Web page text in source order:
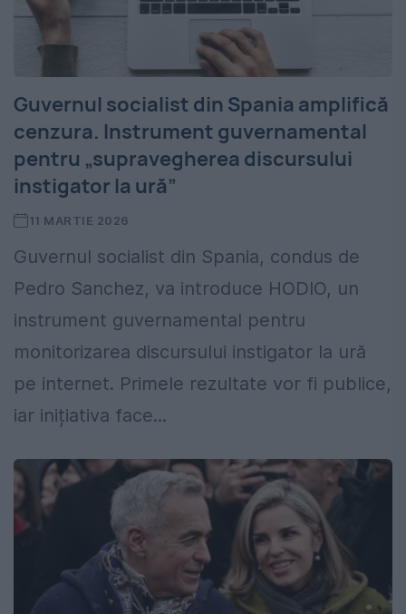
Guvernul socialist din Spania amplifică
cenzura. Instrument guvernamental
pentru „supravegherea discursului
instigator la ură”
11 MARTIE 2026
Guvernul socialist din Spania, condus de
Pedro Sanchez, va introduce HODIO, un
instrument guvernamental pentru
monitorizarea discursului instigator la ură
pe internet. Primele rezultate vor fi publice,
iar inițiativa face...